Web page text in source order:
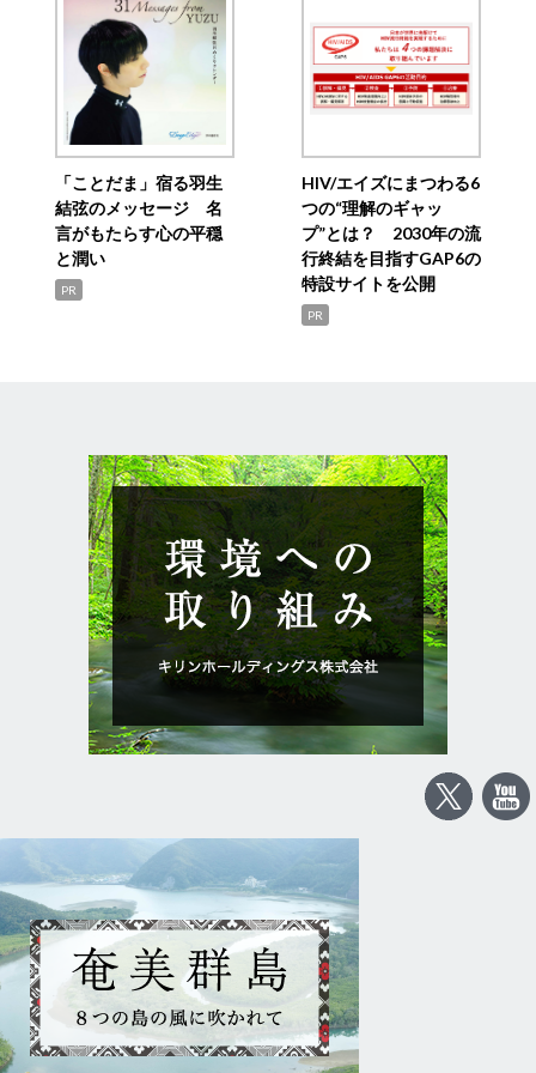
「ことだま」宿る羽生
結弦のメッセージ 名
言がもたらす心の平穏
と潤い
PR
HIV/エイズにまつわる6
つの“理解のギャッ
プ”とは？ 2030年の流
行終結を目指すGAP6の
特設サイトを公開
PR